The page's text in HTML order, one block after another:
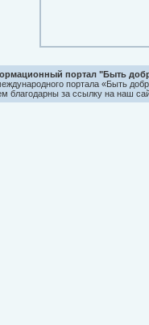
портал "Быть
портала «Быть
благодарны за ссылку на наш